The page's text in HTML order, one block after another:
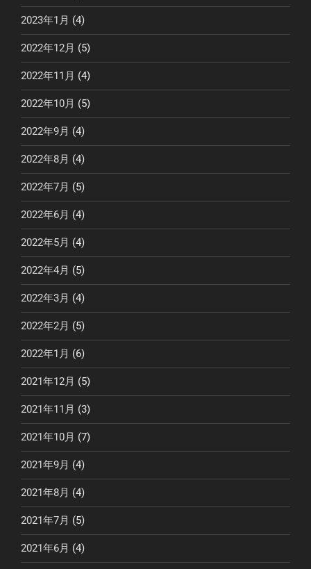
2023年1月 (4)
2022年12月 (5)
2022年11月 (4)
2022年10月 (5)
2022年9月 (4)
2022年8月 (4)
2022年7月 (5)
2022年6月 (4)
2022年5月 (4)
2022年4月 (5)
2022年3月 (4)
2022年2月 (5)
2022年1月 (6)
2021年12月 (5)
2021年11月 (3)
2021年10月 (7)
2021年9月 (4)
2021年8月 (4)
2021年7月 (5)
2021年6月 (4)